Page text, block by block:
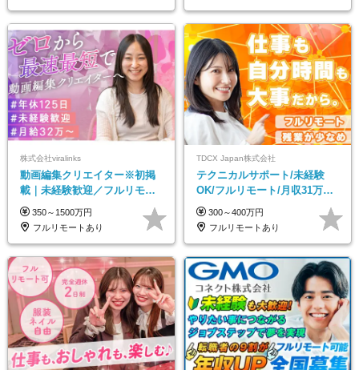
株式会社viralinks
動画編集クリエイター※初掲
載｜未経験歓迎／フルリモー
トOK／月給32万＋賞与
350～1500万円
フルリモートあり
TDCX Japan株式会社
テクニカルサポート/未経験
OK/フルリモート/月収31万円
可/月最大3万のインセンティ
ブ支給/平均年齢33歳
300～400万円
フルリモートあり